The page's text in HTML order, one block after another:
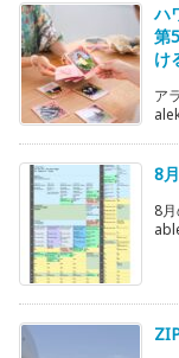
ハ
第
け
ア
8
8